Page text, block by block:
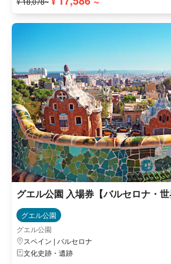
グエル公園 入場券【バルセロナ・世
グエル公園
グエル公園
スペイン | バルセロナ
文化史跡・遺跡